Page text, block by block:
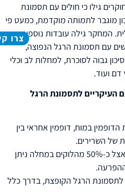
צרו
גילו כי חולים עם תסמונת
מוגבר לתמותה מוקדמת, כמעט פי
המחקר גילה עובדות נוספות כמו
עם תסמונת הרגל הנפוצה,
גבוה לסוכרת, למחלות לב וכלי
ועוד.
העיקריים לתסמונת הרגל
במוח, דופמין אחראי בין
של השרירים.
גנטיקה, לפי החוקרים אצל כ-50% מהלוקים במחלה ניתן
לתסמונת הרגל הקופצת, בדרך כלל